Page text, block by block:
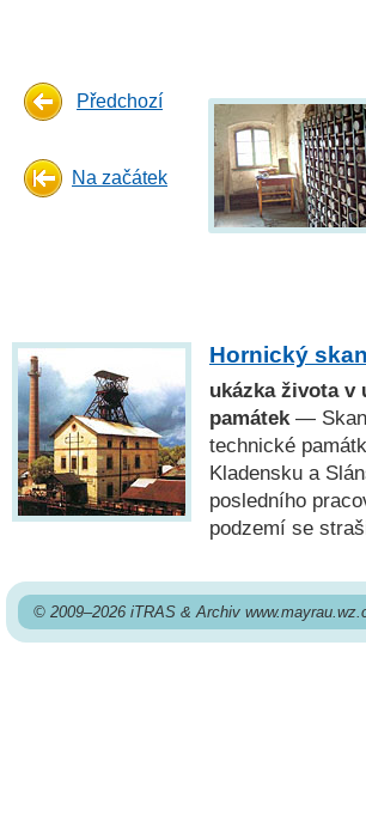
Předchozí
Na začátek
Hornický
ukázka života v
památek —
technické
Kladensku a
posledního
podzemí se
© 2009–2026 iTRAS & Archiv